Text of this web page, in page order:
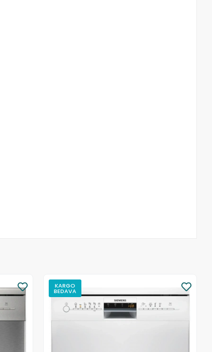
KARGO
BEDAVA